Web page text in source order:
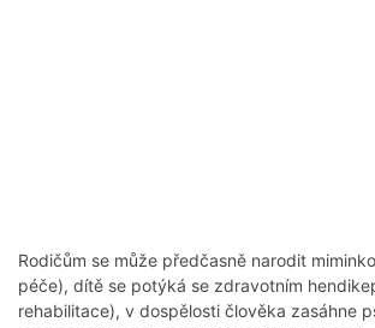
Rodičům se může předčasně narodit
péče), dítě se potýká se zdravotním
rehabilitace), v dospělosti člověka zasáhne